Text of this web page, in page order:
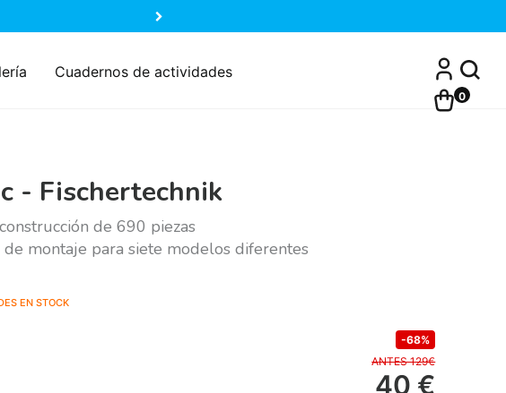
0
Cuadernos de actividades
- Fischertechnik
de 690 piezas
de montaje para siete modelos diferentes
EN STOCK
-68%
ANTES 129€
40 €